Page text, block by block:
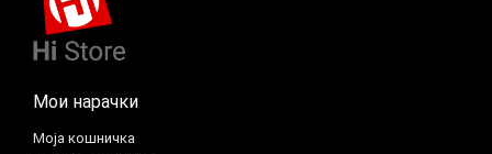
Мои нарачки
Моја кошничка